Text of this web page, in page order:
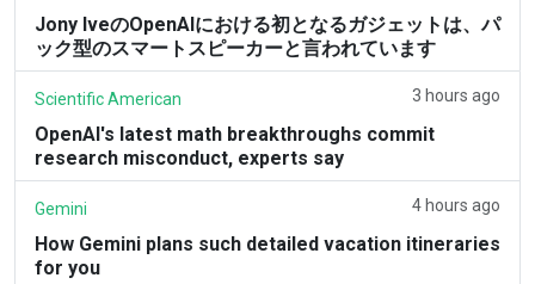
Jony IveのOpenAIにおける初となるガジェットは、パ
ック型のスマートスピーカーと言われています
Scientific American 3 hours ago
OpenAI's latest math breakthroughs commit
research misconduct, experts say
Gemini 4 hours ago
How Gemini plans such detailed vacation itineraries
for you